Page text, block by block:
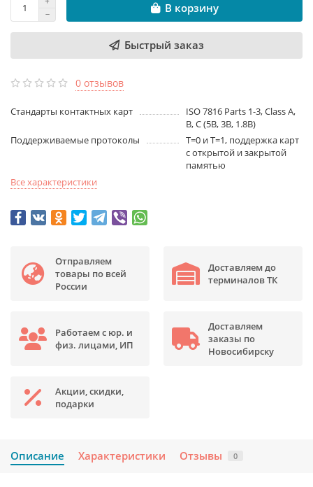
В корзину
Быстрый заказ
0 отзывов
Стандарты контактных карт
ISO 7816 Parts 1-3, Class A,
B, C (5В, 3В, 1.8В)
Поддерживаемые протоколы
T=0 и T=1, поддержка карт
с открытой и закрытой
памятью
Все характеристики
Отправляем
товары по всей
России
Доставляем до
терминалов ТК
Работаем с юр. и
физ. лицами, ИП
Доставляем
заказы по
Новосибирску
Акции, скидки,
подарки
Описание Характеристики Отзывы 0